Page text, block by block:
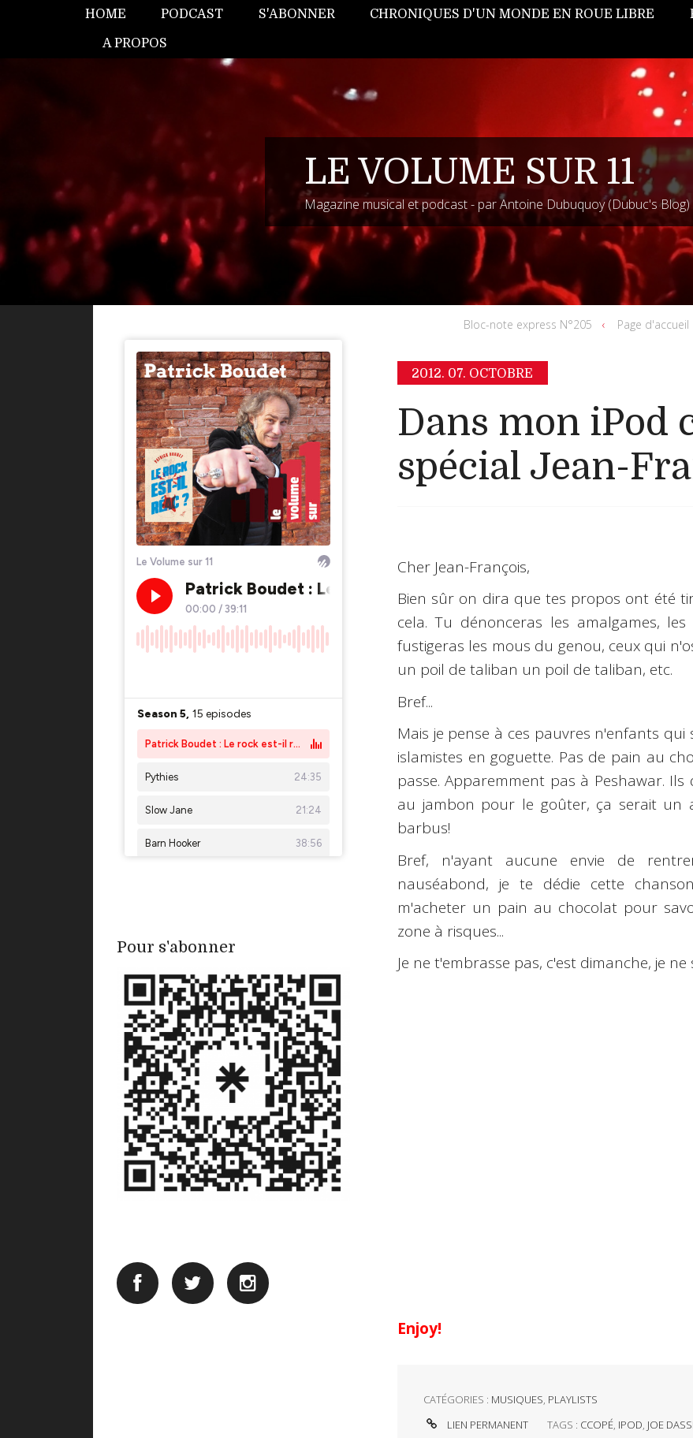
HOME PODCAST S'ABONNER CHRONIQUES D'UN MONDE EN ROUE LIBRE
A PROPOS
LE VOLUME SUR 11
Magazine musical et podcast - par Antoine Dubuquoy (Dubuc's Blog)
Pour s'abonner
Bloc-note express N°205 Page d'accueil
2012. 07. OCTOBRE
Dans mon iPod
spécial Jean-
Cher Jean-François,
Bien sûr on dira que tes propos ont été
cela. Tu dénonceras les amalgames,
fustigeras les mous du genou, ceux qui
un poil de taliban un poil de taliban, etc.
Bref...
Mais je pense à ces pauvres n'enfants
islamistes en goguette. Pas de pain au
passe. Apparemment pas à Peshawar.
au jambon pour le goûter, ça serait un
barbus!
Bref, n'ayant aucune envie de
nauséabond, je te dédie cette
m'acheter un pain au chocolat pour
zone à risques...
Je ne t'embrasse pas, c'est dimanche, je ne
Enjoy!
CATÉGORIES : MUSIQUES, PLAYLISTS
LIEN PERMANENT
TAGS : CCOPÉ, IPOD, JOE